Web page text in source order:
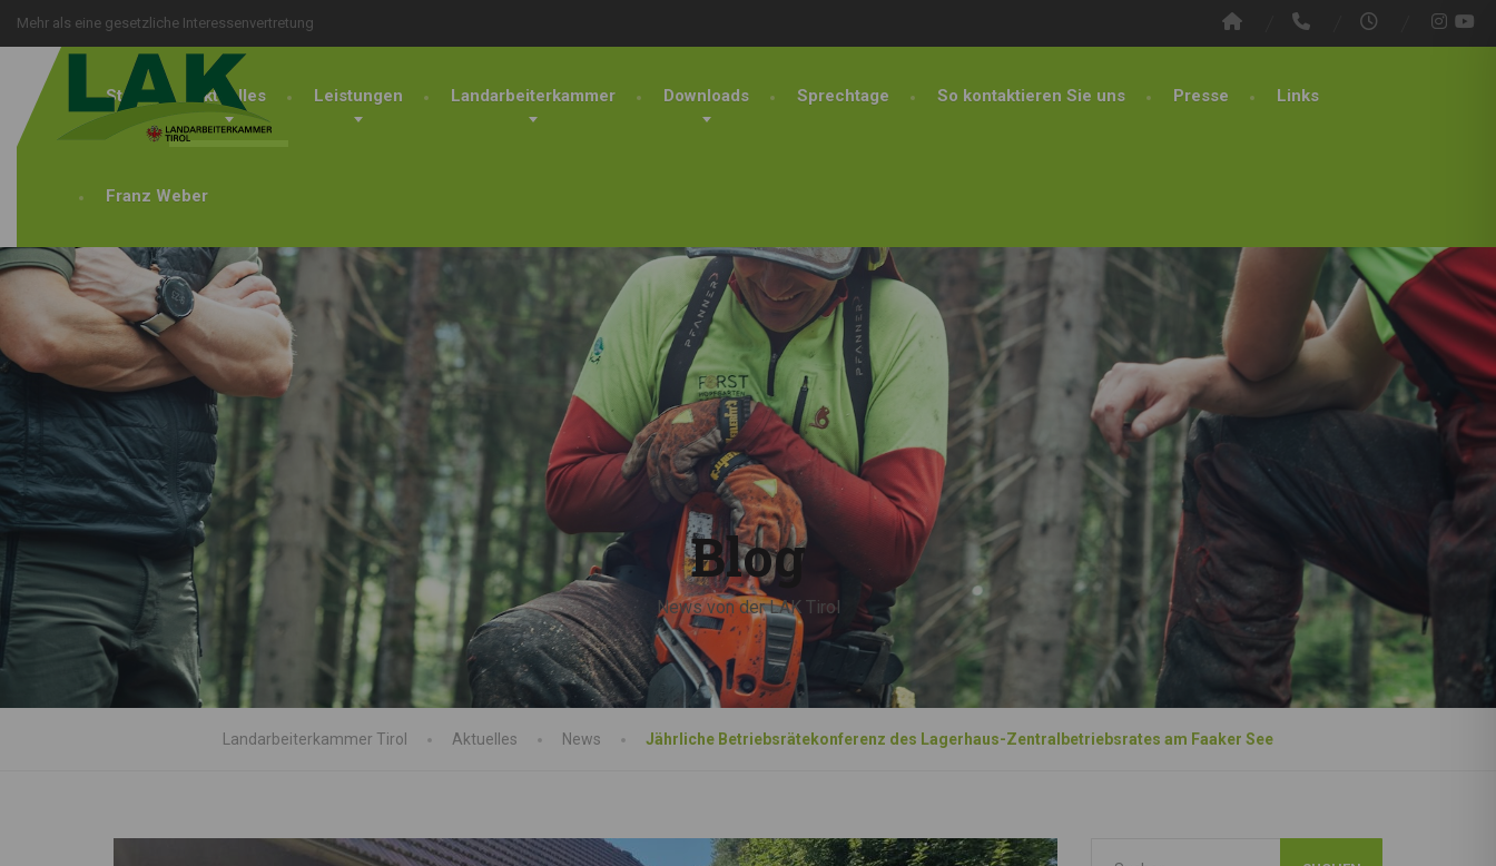
Mehr als eine gesetzliche Interessenvertretung
Start Aktuelles Leistungen Landarbeiterkammer Downloads Sprechtage So kontaktieren Sie uns Presse Links
Franz Weber
Blog
News von der LAK Tirol
Landarbeiterkammer Tirol Aktuelles News Jährliche Betriebsrätekonferenz des Lagerhaus-Zentralbetriebsrates am Faaker See